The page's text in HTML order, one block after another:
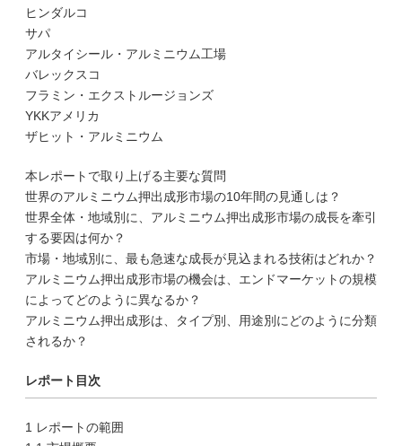
ヒンダルコ
サパ
アルタイシール・アルミニウム工場
バレックスコ
フラミン・エクストルージョンズ
YKKアメリカ
ザヒット・アルミニウム
本レポートで取り上げる主要な質問
世界のアルミニウム押出成形市場の10年間の見通しは？
世界全体・地域別に、アルミニウム押出成形市場の成長を牽引
する要因は何か？
市場・地域別に、最も急速な成長が見込まれる技術はどれか？
アルミニウム押出成形市場の機会は、エンドマーケットの規模
によってどのように異なるか？
アルミニウム押出成形は、タイプ別、用途別にどのように分類
されるか？
レポート目次
1 レポートの範囲